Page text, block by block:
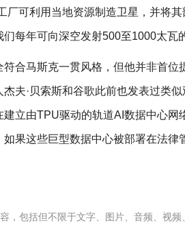
厂可利用当地资源制造卫星，并将
们每年可向深空发射500至1000太瓦
合马斯克一贯风格，但他并非首位
杰夫·贝索斯和谷歌此前也发表过类
建立由TPU驱动的轨道AI数据中心
如果这些巨型数据中心被部署在法
，包括但不限于文字、图片、音频、视